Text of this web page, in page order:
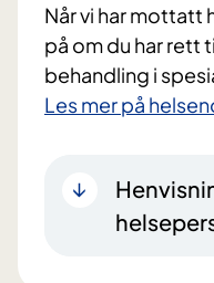
Når vi har mottatt
på om du har rett
behandling i
Les mer på